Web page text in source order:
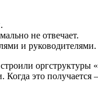
не отвечает.
и руководителями.
это